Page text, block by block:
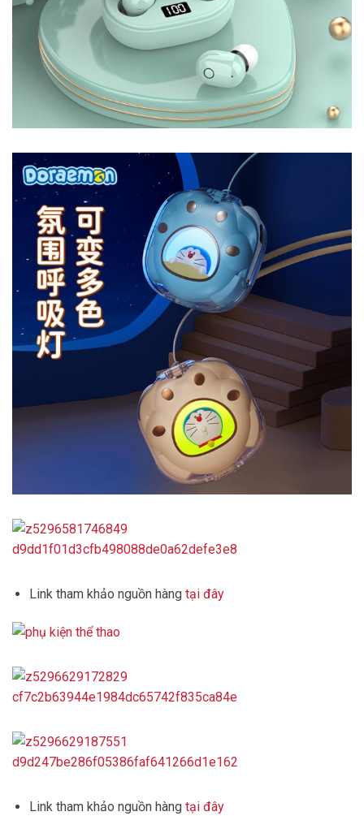
Link tham khảo nguồn hàng tại đây
Link tham khảo nguồn hàng tại đây